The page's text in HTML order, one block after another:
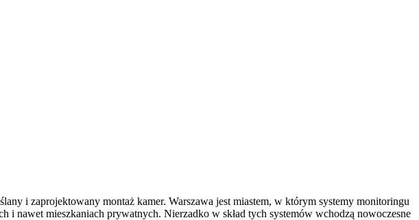
i zaprojektowany montaż kamer. Warszawa jest miastem, w którym systemy monitoringu
nawet mieszkaniach prywatnych. Nierzadko w skład tych systemów wchodzą nowoczesne